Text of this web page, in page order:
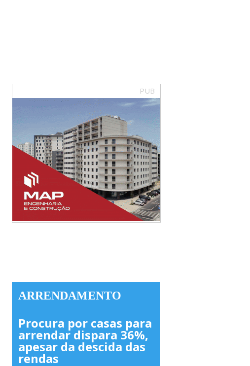
PUB
ARRENDAMENTO
Procura por casas para
arrendar dispara 36%,
apesar da descida das
rendas